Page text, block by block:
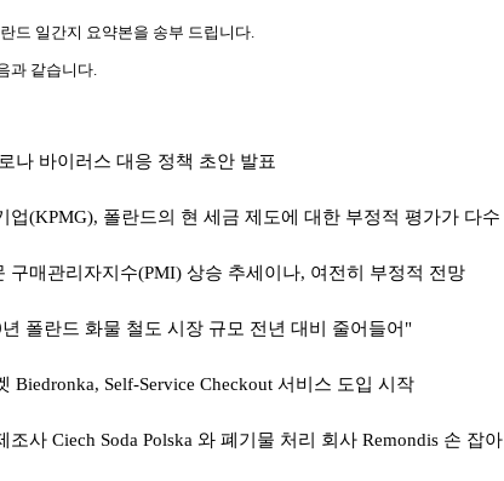
드 일간지 요약본을 송부 드립니다.
과 같습니다.
나 바이러스 대응 정책 초안 발표
업(KPMG), 폴란드의 현 세금 제도에 대한 부정적 평가가 다수
구매관리자지수(PMI) 상승 추세이나, 여전히 부정적 전망
년 폴란드 화물 철도 시장 규모 전년 대비 줄어들어 "
Biedronka, Self-Service Checkout 서비스 도입 시작
조사Ciech Soda Polska 와 폐기물 처리 회사Remondis 손 잡아